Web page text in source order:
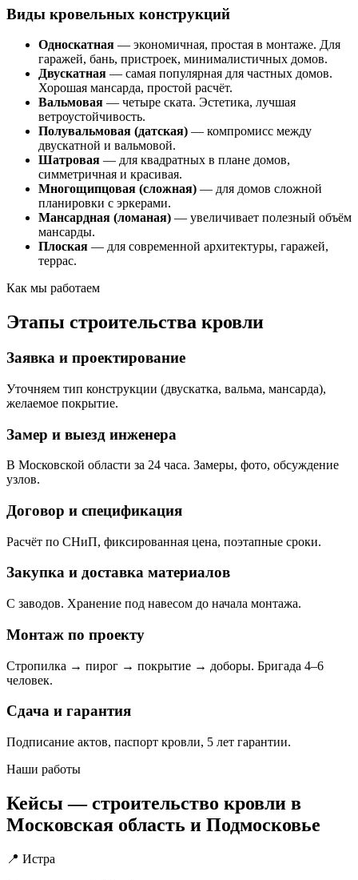
Виды кровельных конструкций
Односкатная — экономичная, простая в монтаже. Для
гаражей, бань, пристроек, минималистичных домов.
Двускатная — самая популярная для частных домов.
Хорошая мансарда, простой расчёт.
Вальмовая — четыре ската. Эстетика, лучшая
ветроустойчивость.
Полувальмовая (датская) — компромисс между
двускатной и вальмовой.
Шатровая — для квадратных в плане домов,
симметричная и красивая.
Многощипцовая (сложная) — для домов сложной
планировки с эркерами.
Мансардная (ломаная) — увеличивает полезный объём
мансарды.
Плоская — для современной архитектуры, гаражей,
террас.
Как мы работаем
Этапы строительства кровли
Заявка и проектирование
Уточняем тип конструкции (двускатка, вальма, мансарда),
желаемое покрытие.
Замер и выезд инженера
В Московской области за 24 часа. Замеры, фото, обсуждение
узлов.
Договор и спецификация
Расчёт по СНиП, фиксированная цена, поэтапные сроки.
Закупка и доставка материалов
С заводов. Хранение под навесом до начала монтажа.
Монтаж по проекту
Стропилка → пирог → покрытие → доборы. Бригада 4–6
человек.
Сдача и гарантия
Подписание актов, паспорт кровли, 5 лет гарантии.
Наши работы
Кейсы — строительство кровли в
Московская область и Подмосковье
📍 Истра